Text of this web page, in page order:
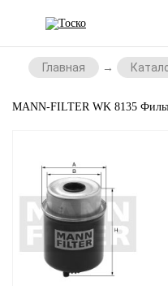
Главная
MANN-FILTER WK 8135